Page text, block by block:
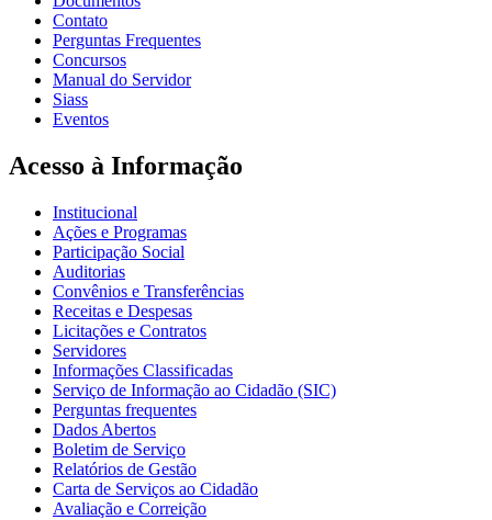
Contato
Perguntas Frequentes
Concursos
Manual do Servidor
Siass
Eventos
Acesso à Informação
Institucional
Ações e Programas
Participação Social
Auditorias
Convênios e Transferências
Receitas e Despesas
Licitações e Contratos
Servidores
Informações Classificadas
Serviço de Informação ao Cidadão (SIC)
Perguntas frequentes
Dados Abertos
Boletim de Serviço
Relatórios de Gestão
Carta de Serviços ao Cidadão
Avaliação e Correição